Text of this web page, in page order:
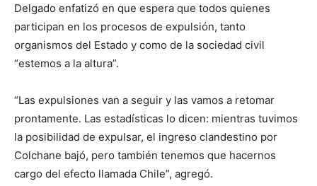
Delgado enfatizó en que espera que todos quienes
participan en los procesos de expulsión, tanto
organismos del Estado y como de la sociedad civil
“estemos a la altura”.
“Las expulsiones van a seguir y las vamos a retomar
prontamente. Las estadísticas lo dicen: mientras tuvimos
la posibilidad de expulsar, el ingreso clandestino por
Colchane bajó, pero también tenemos que hacernos
cargo del efecto llamada Chile”, agregó.